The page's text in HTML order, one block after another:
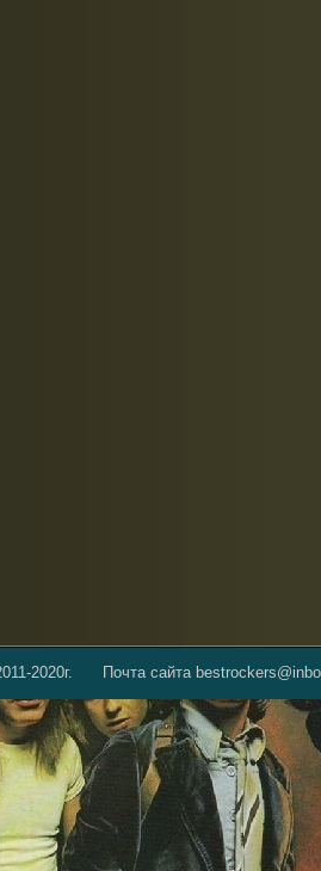
2020г. Почта сайта